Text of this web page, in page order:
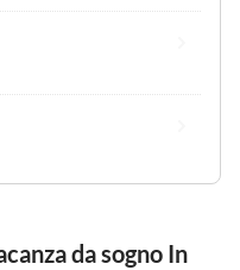
da sogno In